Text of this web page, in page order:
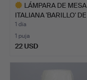
LÁMPARA DE MESA
ITALIANA 'BARILLO' DE
CRIS…
1 día
1 puja
22 USD